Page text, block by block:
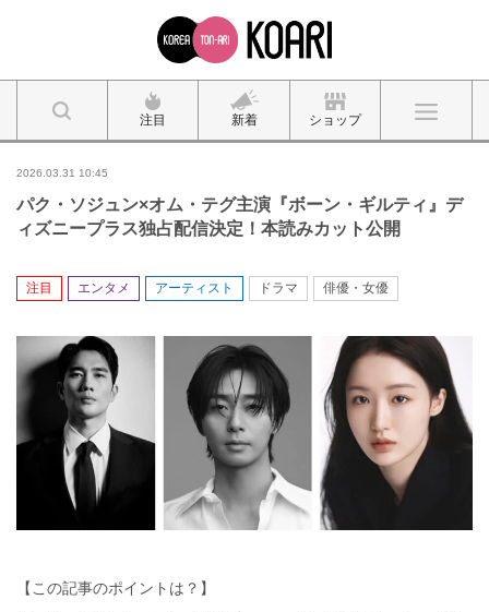
注目 新着 ショップ
2026.03.31 10:45
パク・ソジュン×オム・テグ主演『ボーン・ギルティ』デ
ィズニープラス独占配信決定！本読みカット公開
注目 エンタメ アーティスト ドラマ 俳優・女優
【この記事のポイントは？】